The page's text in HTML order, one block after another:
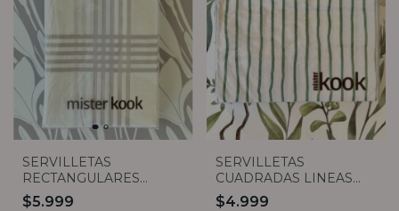
SERVILLETAS
RECTANGULARES
CUADROS GRIS X20
$5.999
SERVILLETAS
CUADRADAS LINEAS
VERDE X20
$4.999